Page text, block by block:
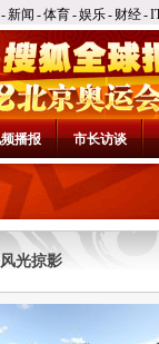
-新闻 -体育-娱乐- 财经-
播报 市长访谈
风光掠影